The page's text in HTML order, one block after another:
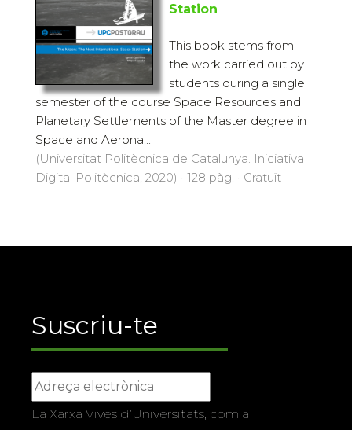
Station
This book stems from
the work carried out by
students during a single
semester of the course Space Resources and
Planetary Settlements of the Master degree in
Space and Aerona...
(Universitat Politècnica de Catalunya. Iniciativa
Digital Politècnica, 2020) · 128 pàg. · Gratuït
Suscriu-te
La Xarxa Vives d’Universitats, com a